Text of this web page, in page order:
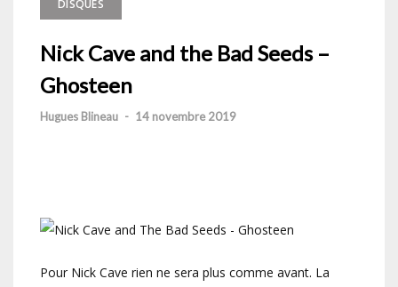
DISQUES
Nick Cave and the Bad Seeds –
Ghosteen
Hugues Blineau - 14 novembre 2019
Pour Nick Cave rien ne sera plus comme avant. La